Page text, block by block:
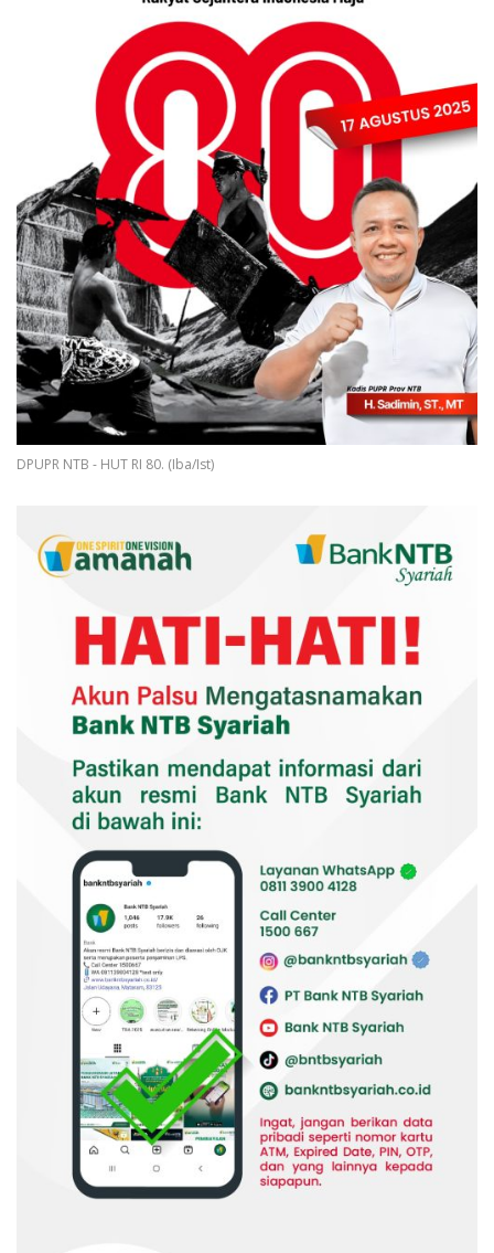
DPUPR NTB - HUT RI 80. (Iba/Ist)